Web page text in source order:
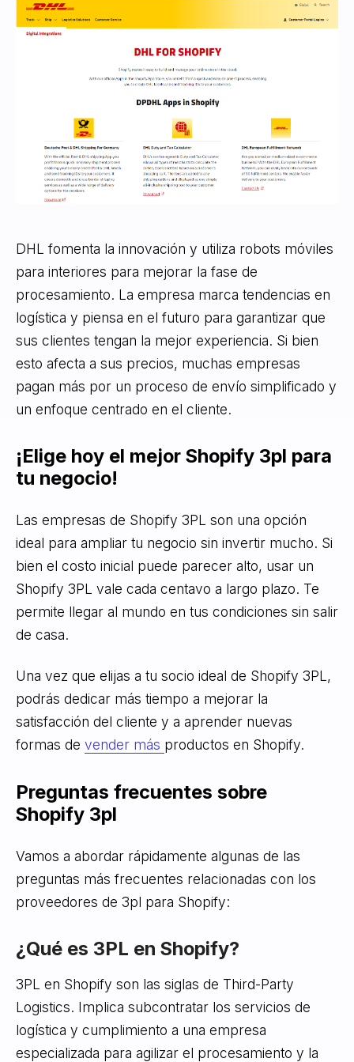
DHL fomenta la innovación y utiliza robots móviles
para interiores para mejorar la fase de
procesamiento. La empresa marca tendencias en
logística y piensa en el futuro para garantizar que
sus clientes tengan la mejor experiencia. Si bien
esto afecta a sus precios, muchas empresas
pagan más por un proceso de envío simplificado y
un enfoque centrado en el cliente.
¡Elige hoy el mejor Shopify 3pl para
tu negocio!
Las empresas de Shopify 3PL son una opción
ideal para ampliar tu negocio sin invertir mucho. Si
bien el costo inicial puede parecer alto, usar un
Shopify 3PL vale cada centavo a largo plazo. Te
permite llegar al mundo en tus condiciones sin salir
de casa.
Una vez que elijas a tu socio ideal de Shopify 3PL,
podrás dedicar más tiempo a mejorar la
satisfacción del cliente y a aprender nuevas
formas de vender más productos en Shopify.
Preguntas frecuentes sobre
Shopify 3pl
Vamos a abordar rápidamente algunas de las
preguntas más frecuentes relacionadas con los
proveedores de 3pl para Shopify:
¿Qué es 3PL en Shopify?
3PL en Shopify son las siglas de Third-Party
Logistics. Implica subcontratar los servicios de
logística y cumplimiento a una empresa
especializada para agilizar el procesamiento y la